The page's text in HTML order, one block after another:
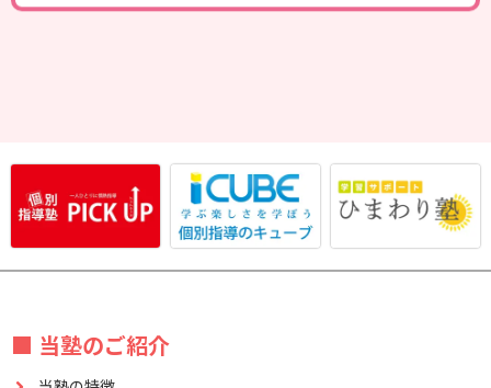
■ 当塾のご紹介